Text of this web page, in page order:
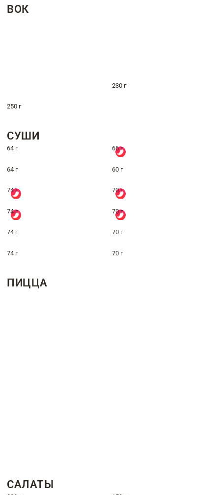
ВОК
230 г
250 г
СУШИ
64 г 66 г
64 г 60 г
74 г 70 г
74 г 70 г
74 г 70 г
74 г 70 г
ПИЦЦА
САЛАТЫ